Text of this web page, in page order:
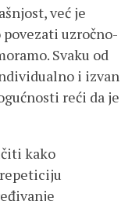
već je
uzročno-
Svaku od
i izvan
reći da je
kako